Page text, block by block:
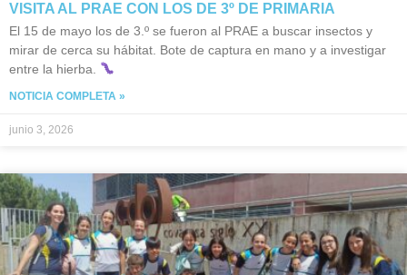
VISITA AL PRAE CON LOS DE 3º DE PRIMARIA
El 15 de mayo los de 3.º se fueron al PRAE a buscar insectos y
mirar de cerca su hábitat. Bote de captura en mano y a investigar
entre la hierba.
NOTICIA COMPLETA »
junio 3, 2026